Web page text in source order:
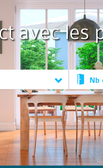
avec les
Nb